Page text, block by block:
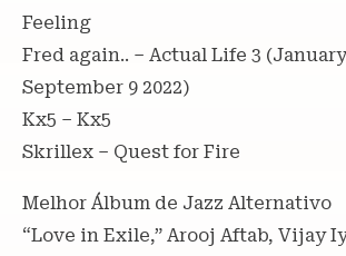
Feeling
Fred again.. – Actual Life 3
September 9 2022)
Kx5 – Kx5
Skrillex – Quest for Fire
Melhor Álbum de Jazz Alternativo
“Love in Exile,” Arooj Aftab, Vijay